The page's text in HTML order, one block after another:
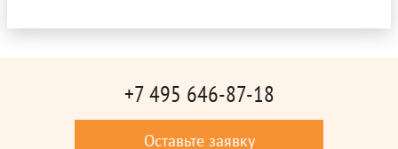
+7 495 646-87-18
Оставьте заявку